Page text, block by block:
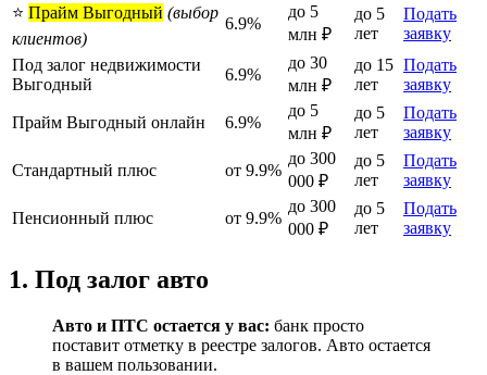
⭐ Прайм Выгодный (выбор
клиентов)
6.9%
до 5
млн ₽
до 5
лет
Подать
заявку
Под залог недвижимости
Выгодный
6.9%
до 30
млн ₽
до 15
лет
Подать
заявку
Прайм Выгодный онлайн 6.9%
до 5
млн ₽
до 5
лет
Подать
заявку
Стандартный плюс от 9.9%
до 300
000 ₽
до 5
лет
Подать
заявку
Пенсионный плюс от 9.9%
до 300
000 ₽
до 5
лет
Подать
заявку
1. Под залог авто
Авто и ПТС остается у вас: банк просто
поставит отметку в реестре залогов. Авто остается
в вашем пользовании.